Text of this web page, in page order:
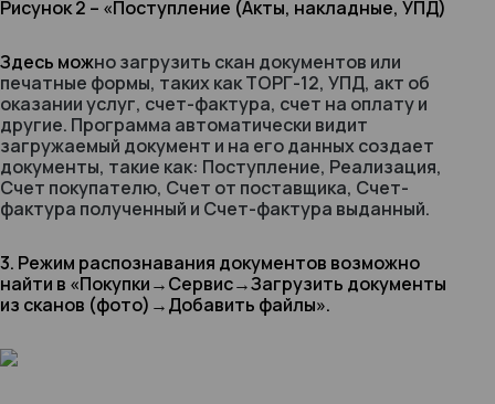
Рисунок 2 – «Поступление (Акты, накладные, УПД)
Здесь можно загрузить скан документов или
печатные формы, таких как ТОРГ-12, УПД, акт об
оказании услуг, счет-фактура, счет на оплату и
другие. Программа автоматически видит
загружаемый документ и на его данных создает
документы, такие как: Поступление, Реализация,
Счет покупателю, Счет от поставщика, Счет-
фактура полученный и Счет-фактура выданный.
3. Режим распознавания документов возможно
найти в «Покупки→Сервис→Загрузить документы
из сканов (фото) →Добавить файлы».